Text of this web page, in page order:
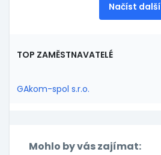
Načíst další
TOP ZAMĚSTNAVATELÉ
GAkom-spol s.r.o.
Mohlo by vás zajímat: